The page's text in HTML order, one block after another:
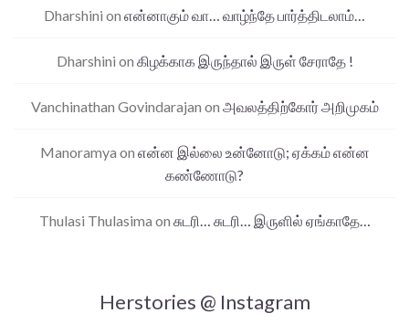
Dharshini on என்னாகும் வா… வாழ்ந்தே பார்த்திடலாம்…
Dharshini on கிழக்காக இருந்தால் இருள் சேராதே !
Vanchinathan Govindarajan on அவலத்திற்கோர் அறிமுகம்
Manoramya on என்ன இல்லை உன்னோடு; ஏக்கம் என்ன
கண்ணோடு?
Thulasi Thulasima on சுடரி… சுடரி… இருளில் ஏங்காதே…
Herstories @ Instagram